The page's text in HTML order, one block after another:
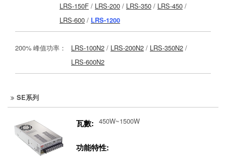
LRS-150F / LRS-200 / LRS-350 / LRS-450 /
LRS-600 / LRS-1200
200% 峰值功率： LRS-100N2 / LRS-200N2 / LRS-350N2 /
LRS-600N2
SE系列
瓦數: 450W~1500W
功能特性: